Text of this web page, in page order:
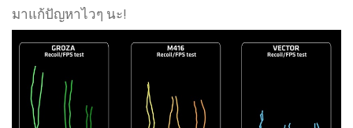
มาแก้ปัญหาไวๆ นะ!